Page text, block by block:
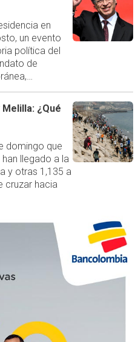
en
un evento
política del
de
¿Qué
domingo que
llegado a la
y otras 1,135 a
cruzar hacia